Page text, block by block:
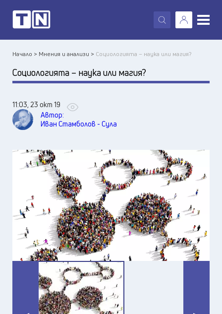
X
Начало > Мнения и анализи > Социологията – наука или магия?
Социологията – наука или магия?
11:03, 23 окт 19
Автор:
Иван Стамболов - Сула